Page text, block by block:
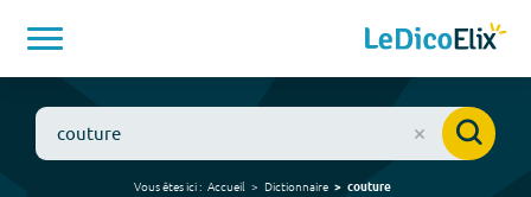
Vous êtes ici : Accueil Dictionnaire couture